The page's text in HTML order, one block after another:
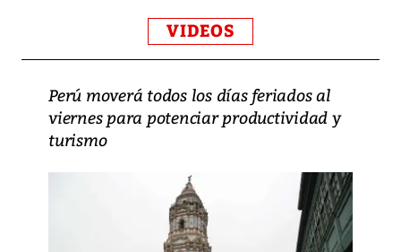
VIDEOS
Perú moverá todos los días feriados al
viernes para potenciar productividad y
turismo